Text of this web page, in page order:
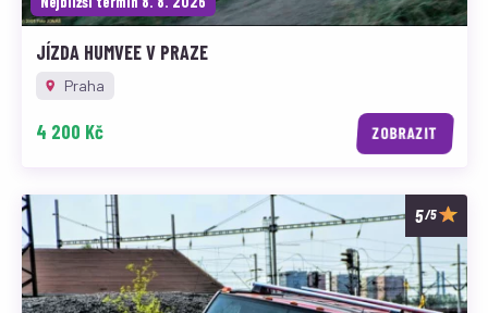
JÍZDA HUMVEE V PRAZE
Praha
4 200 Kč ZOBRAZIT
/5